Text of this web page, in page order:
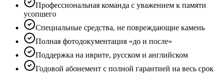
Профессиональная команда с уважением к памяти
усопшего
Специальные средства, не повреждающие камень
Полная фотодокументация «до и после»
Поддержка на иврите, русском и английском
Годовой абонемент с полной гарантией на весь срок